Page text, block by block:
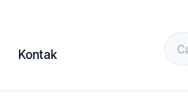
Kontak